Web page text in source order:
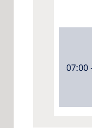
07:00